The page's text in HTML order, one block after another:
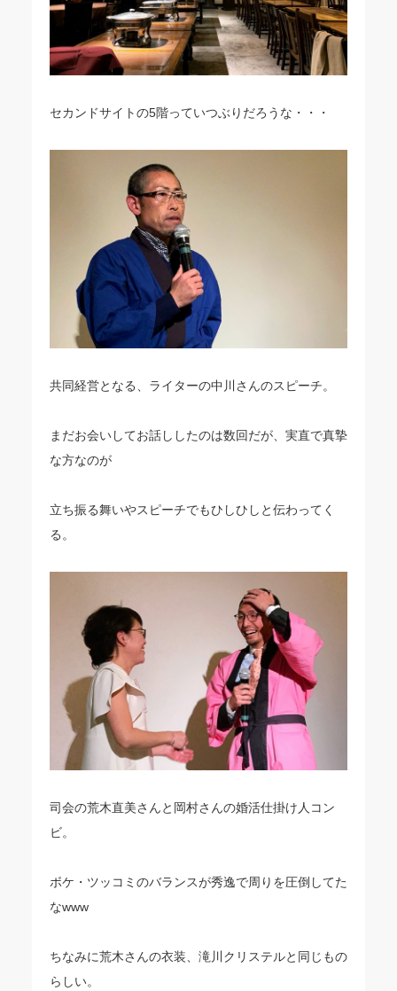
セカンドサイトの5階っていつぶりだろうな・・・
共同経営となる、ライターの中川さんのスピーチ。
まだお会いしてお話ししたのは数回だが、実直で真摯
な方なのが
立ち振る舞いやスピーチでもひしひしと伝わってく
る。
司会の荒木直美さんと岡村さんの婚活仕掛け人コン
ビ。
ボケ・ツッコミのバランスが秀逸で周りを圧倒してた
なwww
ちなみに荒木さんの衣装、滝川クリステルと同じもの
らしい。